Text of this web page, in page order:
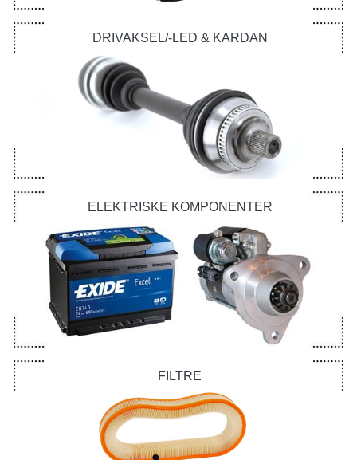
DRIVAKSEL/-LED & KARDAN
ELEKTRISKE KOMPONENTER
FILTRE